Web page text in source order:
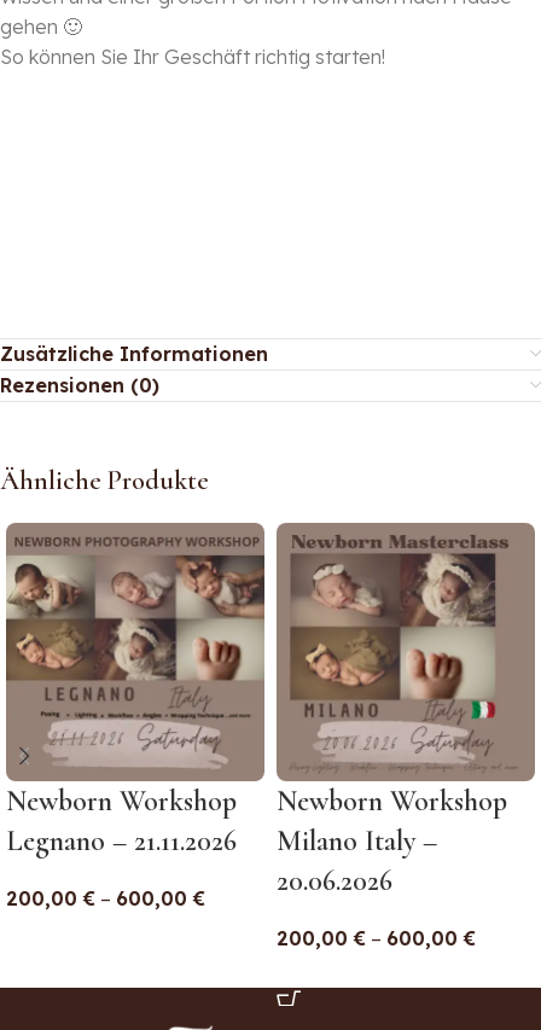
gehen 🙂
So können Sie Ihr Geschäft richtig starten!
Zusätzliche Informationen
Rezensionen (0)
Ähnliche Produkte
Newborn Workshop
Legnano – 21.11.2026
200,00€ – 600,00€
Newborn Workshop
Milano Italy –
20.06.2026
200,00€ – 600,00€